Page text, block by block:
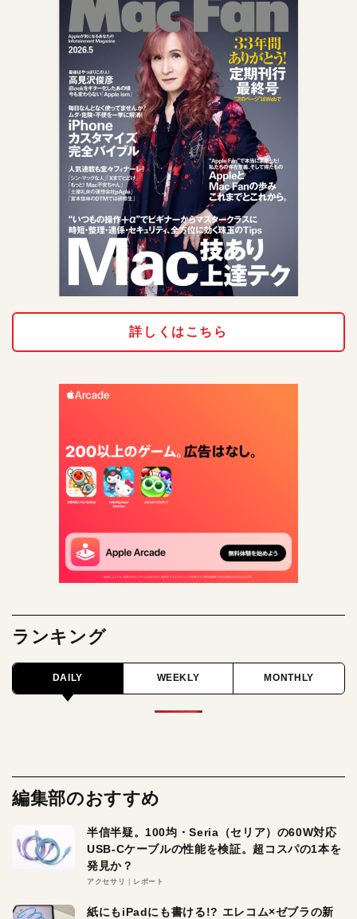
詳しくはこちら
ランキング
DAILY WEEKLY MONTHLY
編集部のおすすめ
半信半疑。100均・Seria（セリア）の60W対応
USB-Cケーブルの性能を検証。超コスパの1本を
発見か？
アクセサリ レポート
紙にもiPadにも書ける!? エレコム×ゼブラの新